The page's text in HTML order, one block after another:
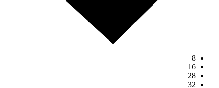
8
16
28
32